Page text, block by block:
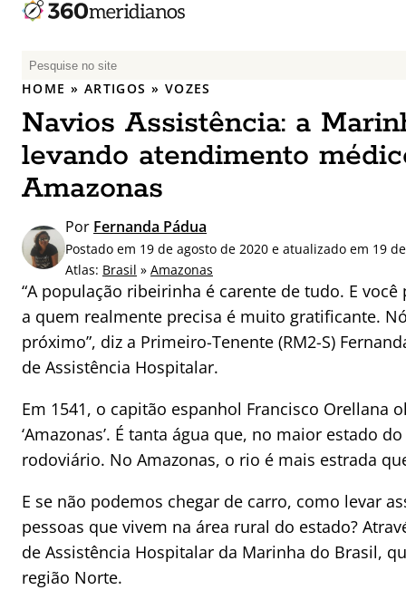
P
e
q
u
i
s
r
p
:
HOME » ARTIGOS » VOZES
Navios Assistência: a
levando atendimento
Amazonas
Por Fernanda Pádua
Postado em 19 de agosto de 2020 e atualizado em 19
Atlas: Brasil » Amazonas
“A população ribeirinha é carente de tudo. E
a quem realmente precisa é muito gratificante.
próximo”, diz a Primeiro-Tenente (RM2-S)
de Assistência Hospitalar.
Em 1541, o capitão espanhol Francisco Orellana
‘Amazonas’. É tanta água que, no maior estado
rodoviário. No Amazonas, o rio é mais estrada
E se não podemos chegar de carro, como levar
pessoas que vivem na área rural do estado?
de Assistência Hospitalar da Marinha do Brasil,
região Norte.